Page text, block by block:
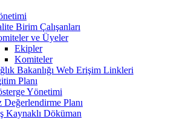
Birim Çalışanları
ve Üyeler
Ekipler
Komiteler
Bakanlığı Web Erişim Linkleri
Planı
Yönetimi
Değerlendirme Planı
Kaynaklı Döküman